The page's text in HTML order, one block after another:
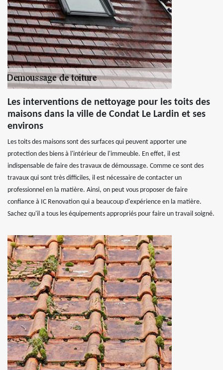
Les interventions de nettoyage pour les toits des
maisons dans la ville de Condat Le Lardin et ses
environs
Les toits des maisons sont des surfaces qui peuvent apporter une
protection des biens à l'intérieur de l'immeuble. En effet, il est
indispensable de faire des travaux de démoussage. Comme ce sont des
travaux qui sont très difficiles, il est nécessaire de contacter un
professionnel en la matière. Ainsi, on peut vous proposer de faire
confiance à IC Renovation qui a beaucoup d'expérience en la matière.
Sachez qu'il a tous les équipements appropriés pour faire un travail soigné.